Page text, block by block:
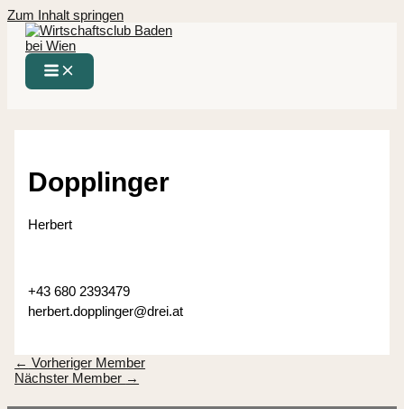
Zum Inhalt springen
Dopplinger
Herbert
+43 680 2393479
herbert.dopplinger@drei.at
← Vorheriger Member
Nächster Member →